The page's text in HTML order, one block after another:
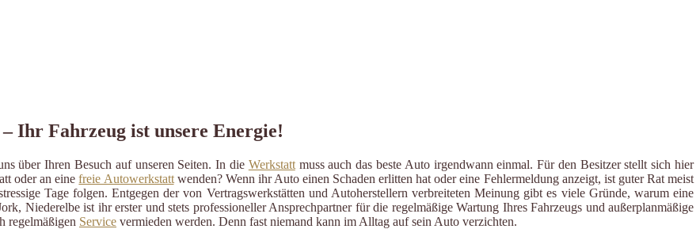
Ihr Fahrzeug ist unsere Energie!
über Ihren Besuch auf unseren Seiten. In die Werkstattmuss auch das beste Auto irgendwann einmal. Für den Besitzer stellt sich hier
oder an einefreie Autowerkstattwenden? Wenn ihr Auto einen Schaden erlitten hat oder eine Fehlermeldung anzeigt, ist guter Rat meist
Tage folgen. Entgegen der von Vertragswerkstätten und Autoherstellern verbreiteten Meinung gibt es viele Gründe, warum eine
Niederelbe ist ihr erster und stets professioneller Ansprechpartner für die regelmäßige Wartung Ihres Fahrzeugs und außerplanmäßige
regelmäßigen Service vermieden werden. Denn fast niemand kann im Alltag auf sein Auto verzichten.